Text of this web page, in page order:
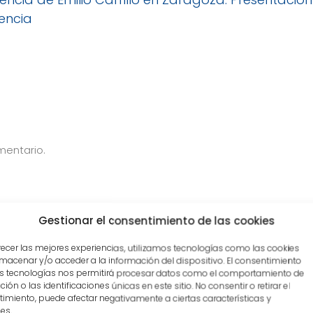
Gestionar el consentimiento de las cookies
las mejores experiencias, utilizamos tecnologías como las cookies
y/o acceder a la información del dispositivo. El consentimiento
tecnologías nos permitirá procesar datos como el comportamiento de
o las identificaciones únicas en este sitio. No consentir o retirar el
puede afectar negativamente a ciertas características y
un poco
Nombre*
Correo electrónico